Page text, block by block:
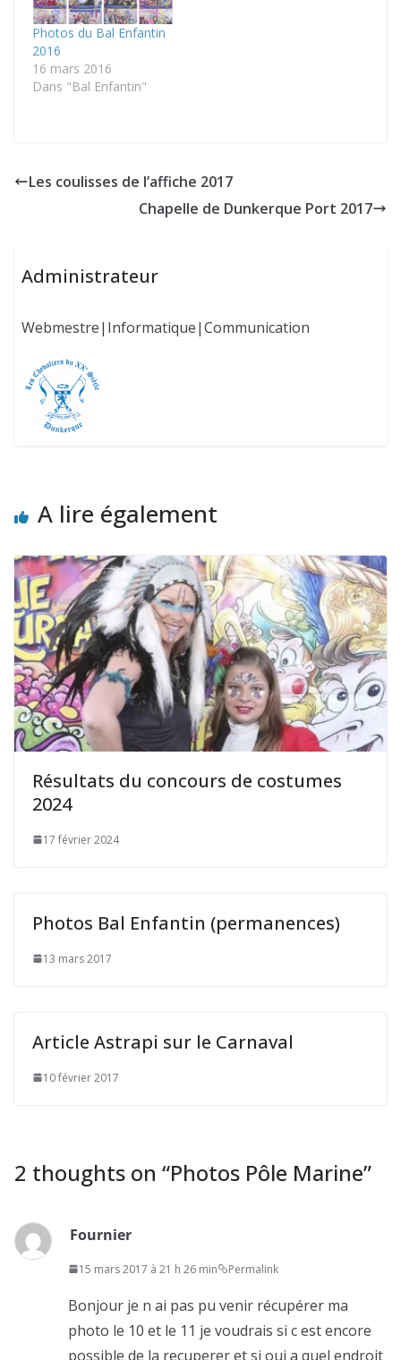
Photos du Bal Enfantin
2016
16 mars 2016
Dans "Bal Enfantin"
Les coulisses de l’affiche 2017
Chapelle de Dunkerque Port 2017
Administrateur
Webmestre|Informatique|Communication
A lire également
Résultats du concours de costumes
2024
17 février 2024
Photos Bal Enfantin (permanences)
13 mars 2017
Article Astrapi sur le Carnaval
10 février 2017
2 thoughts on “Photos Pôle Marine”
Fournier
15 mars 2017 à 21 h 26 min Permalink
Bonjour je n ai pas pu venir récupérer ma
photo le 10 et le 11 je voudrais si c est encore
possible de la recuperer et si oui a quel endroit